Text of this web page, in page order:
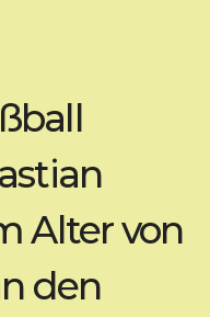
Alter von
den